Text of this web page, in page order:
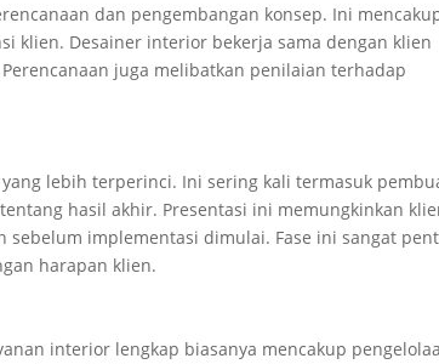
dan pengembangan konsep. Ini
klien. Desainer interior bekerja sama dengan klien
juga melibatkan penilaian terhadap
lebih terperinci. Ini sering kali termasuk
hasil akhir. Presentasi ini memungkinkan
implementasi dimulai. Fase ini sangat
harapan klien.
interior lengkap biasanya mencakup